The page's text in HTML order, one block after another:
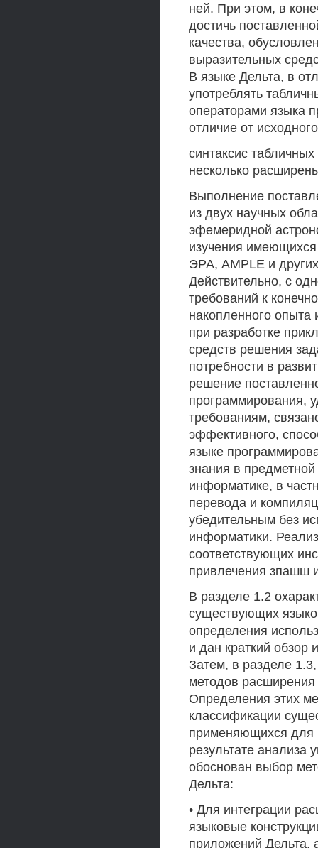
ней. При этом, в
достичь
качества,
выразительных
В языке Дельта, в
употреблять
операторами языка
отличие от
синтаксис
несколько
Выполнение
из двух научных
эфемеридной
изучения
ЭРА, AMPLE и
Действительно, с
требований к
накопленного
при разработке
средств решения
потребности в
решение
программирования,
требованиям,
эффективного,
языке
знания в предметной
информатике, в
перевода и
убедительным без
информатики.
соответствующих
привлечения зпашш
В разделе 1.2
существующих
определения
и дан краткий обзор
Затем, в разделе
методов
Определения этих
классификации
применяющихся для
результате анализа
обоснован выбор
Дельта:
• Для интеграции
языковые
приложений Дельта,